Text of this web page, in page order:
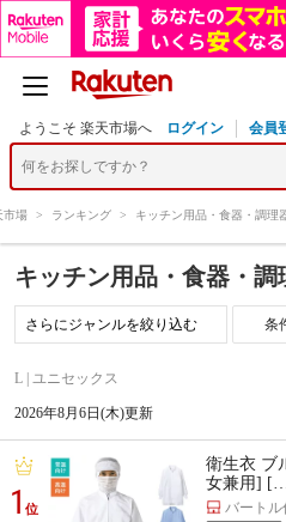
ようこそ 楽天市場へ ログイン 会員
市場 > ランキング > キッチン用品・食器・調理
キッチン用品・食器・
条
L | ユニセックス
2026年8月6日(木)更新
1位
衛生衣 ブ
女兼用] […
バート